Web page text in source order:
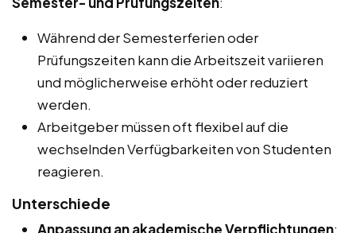
Während der Semesterferien oder
Prüfungszeiten kann die Arbeitszeit variieren
und möglicherweise erhöht oder reduziert
werden.
Arbeitgeber müssen oft flexibel auf die
wechselnden Verfügbarkeiten von Studenten
reagieren.
Unterschiede
Anpassung an akademische Verpflichtungen: